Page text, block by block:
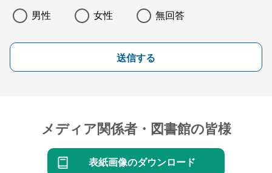
男性 女性 無回答
送信する
メディア関係者・図書館の皆様
表紙画像のダウンロード